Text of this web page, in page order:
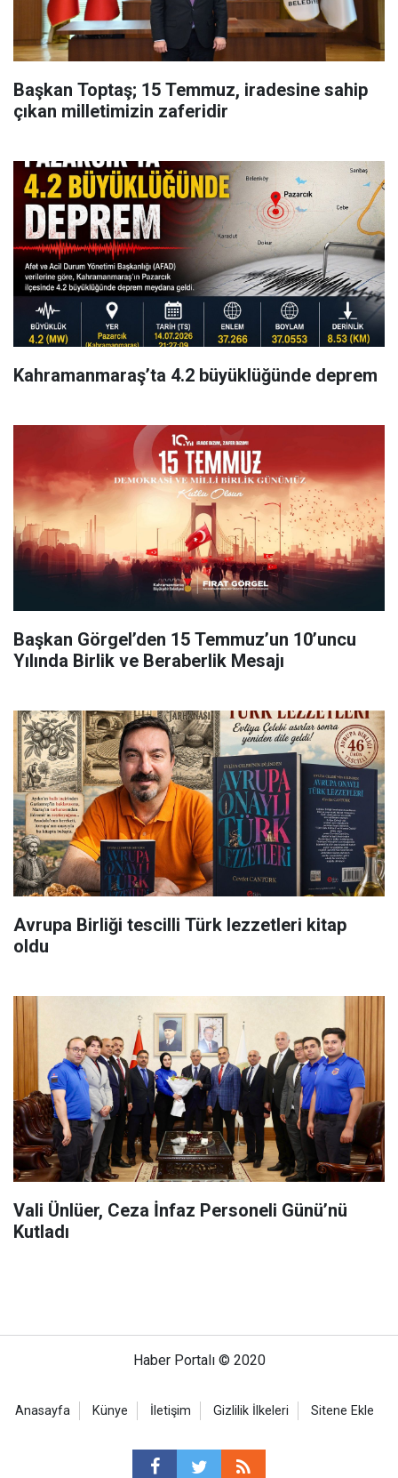
Başkan Toptaş; 15 Temmuz, iradesine sahip
çıkan milletimizin zaferidir
Kahramanmaraş’ta 4.2 büyüklüğünde deprem
Başkan Görgel’den 15 Temmuz’un 10’uncu
Yılında Birlik ve Beraberlik Mesajı
Avrupa Birliği tescilli Türk lezzetleri kitap
oldu
Vali Ünlüer, Ceza İnfaz Personeli Günü’nü
Kutladı
Haber Portalı © 2020
Anasayfa Künye İletişim Gizlilik İlkeleri Sitene Ekle